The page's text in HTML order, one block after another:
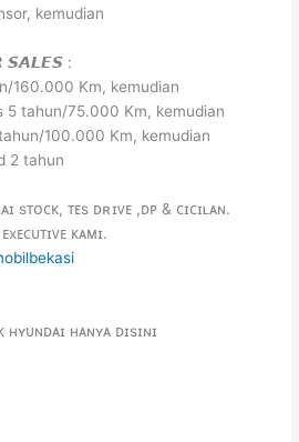
kemudian
:
160.000 Km, kemudian
5 tahun/75.000 Km, kemudian
100.000 Km, kemudian
2 tahun
sᴛᴏᴄᴋ, ᴛᴇs ᴅʀɪᴠᴇ ,ᴅᴘ & ᴄɪᴄɪʟᴀɴ.
ᴋᴀᴍɪ.
ʜᴀɴʏᴀ ᴅɪsɪɴɪ